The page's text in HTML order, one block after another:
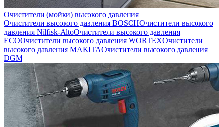
Очистители (мойки) высокого давления
Очистители высокого давления BOSCHОчистители высокого
давления Nilfisk-AltoОчистители высокого давления
ECOОчистители высокого давления WORTEXОчистители
высокого давления MAKITAОчистители высокого давления
DGM